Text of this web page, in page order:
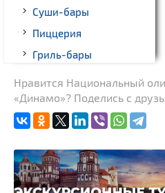
Суши-бары
Пиццерия
Гриль-бары
Театры
Ночные клубы
Бильярд
Казино
Нравится Национальный
«Динамо»? Поделись с